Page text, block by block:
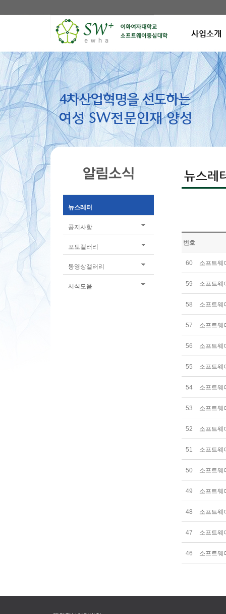
사업소개
뉴스레터
공지사항
포토갤러리
동영상갤러리
서식모음
번호
60 소프트웨
59 소프트웨
58 소프트웨
57 소프트웨
56 소프트웨
55 소프트웨
54 소프트웨
53 소프트웨
52 소프트웨
51 소프트웨
50 소프트웨
49 소프트웨
48 소프트웨
47 소프트웨
46 소프트웨
뉴스레